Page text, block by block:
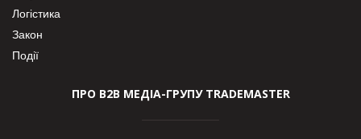
Логістика
Закон
Події
ПРО В2В МЕДІА-ГРУПУ TRADEMASTER